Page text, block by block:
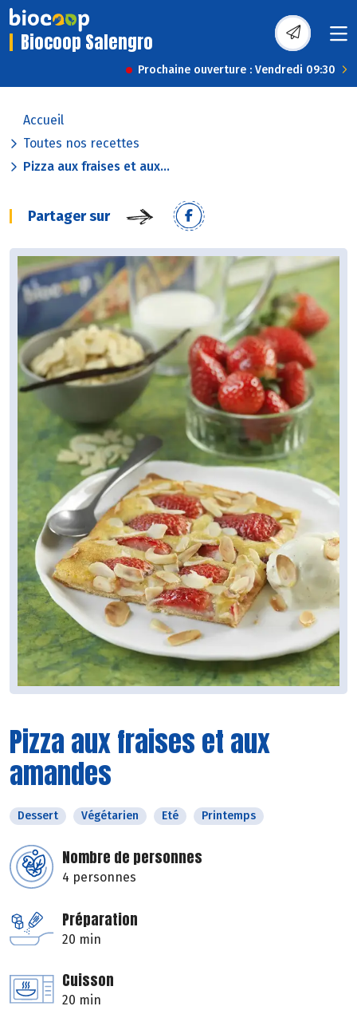
Biocoop Salengro
Prochaine ouverture : Vendredi 09:30
Accueil
Toutes nos recettes
Pizza aux fraises et aux...
Partager sur
Pizza aux fraises et aux
amandes
Dessert Végétarien Eté Printemps
Nombre de personnes
4 personnes
Préparation
20 min
Cuisson
20 min